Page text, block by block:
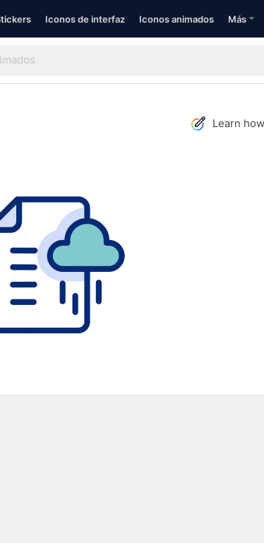
Iconos de interfaz Iconos animados Más
Learn how